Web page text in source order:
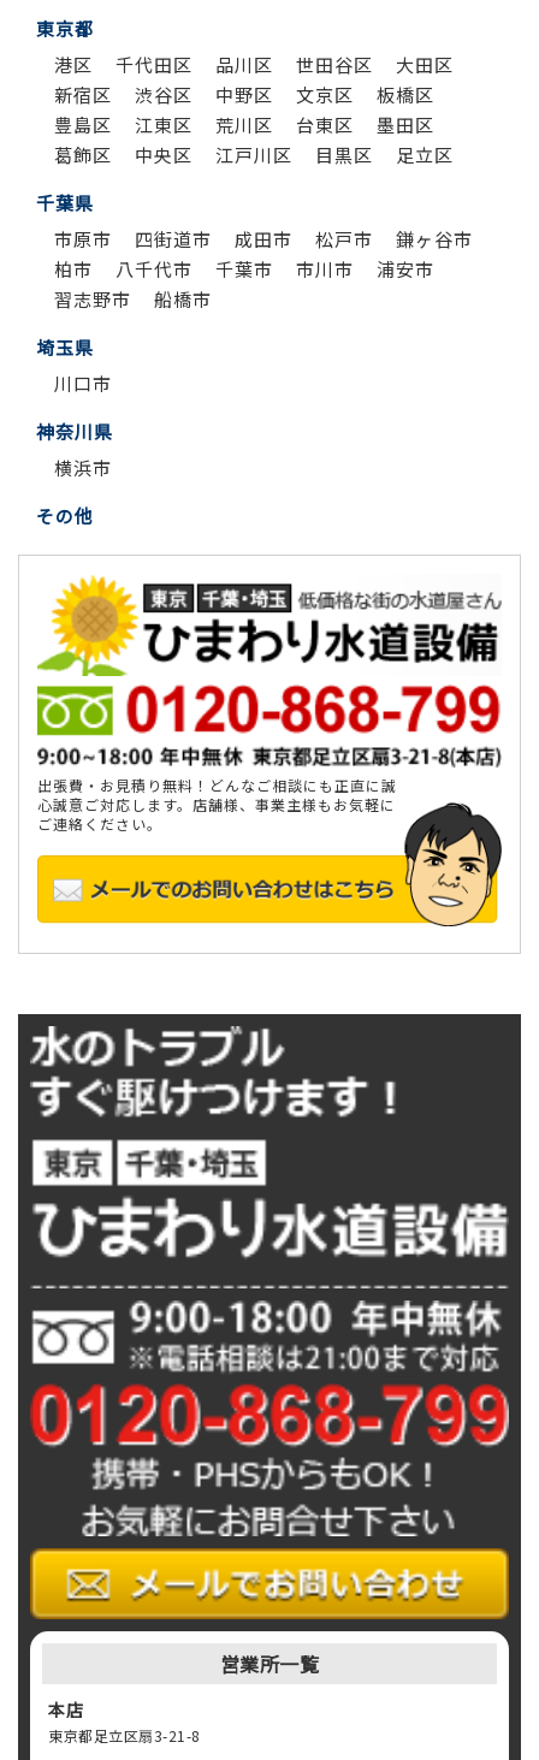
東京都
港区
千代田区 品川区 世田谷区
大田区
新宿区
渋谷区 中野区 文京区
板橋区
豊島区
江東区 荒川区 台東区
墨田区
葛飾区
中央区 江戸川区 目黒区
足立区
千葉県
市原市
四街道市 成田市 松戸市
鎌ヶ谷市
柏市
八千代市 千葉市 市川市
浦安市
習志野市
船橋市
埼玉県
川口市
神奈川県
横浜市
その他
出張費・お見積り無料！どんなご相談にも正直に誠
心誠意ご対応します。店舗様、事業主様もお気軽に
ご連絡ください。
営業所一覧
本店
東京都足立区扇3-21-8